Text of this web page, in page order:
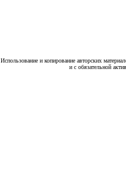
Использование и копирование авторских
и с обязательной